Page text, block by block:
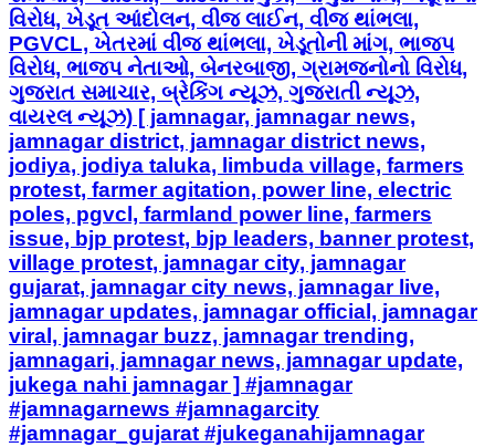
વિરોધ, ખેડૂત આંદોલન, વીજ લાઈન, વીજ થાંભલા,
PGVCL, ખેતરમાં વીજ થાંભલા, ખેડૂતોની માંગ, ભાજપ
વિરોધ, ભાજપ નેતાઓ, બેનરબાજી, ગ્રામજનોનો વિરોધ,
ગુજરાત સમાચાર, બ્રેકિંગ ન્યૂઝ, ગુજરાતી ન્યૂઝ,
વાયરલ ન્યૂઝ) [ jamnagar, jamnagar news,
jamnagar district, jamnagar district news,
jodiya, jodiya taluka, limbuda village, farmers
protest, farmer agitation, power line, electric
poles, pgvcl, farmland power line, farmers
issue, bjp protest, bjp leaders, banner protest,
village protest, jamnagar city, jamnagar
gujarat, jamnagar city news, jamnagar live,
jamnagar updates, jamnagar official, jamnagar
viral, jamnagar buzz, jamnagar trending,
jamnagari, jamnagar news, jamnagar update,
jukega nahi jamnagar ] #jamnagar
#jamnagarnews #jamnagarcity
#jamnagar_gujarat #jukeganahijamnagar